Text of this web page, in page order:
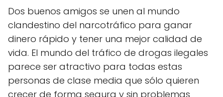
Dos buenos amigos se unen al mundo
clandestino del narcotráfico para ganar
dinero rápido y tener una mejor calidad de
vida. El mundo del tráfico de drogas ilegales
parece ser atractivo para todas estas
personas de clase media que sólo quieren
crecer de forma segura y sin problemas